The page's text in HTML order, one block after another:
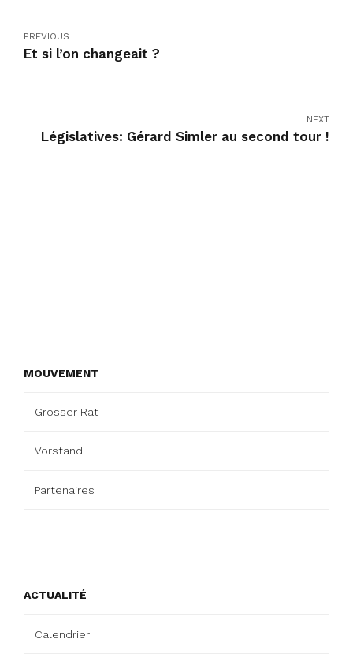
PREVIOUS
Et si l’on changeait ?
NEXT
Législatives: Gérard Simler au second tour !
MOUVEMENT
Grosser Rat
Vorstand
Partenaires
ACTUALITÉ
Calendrier